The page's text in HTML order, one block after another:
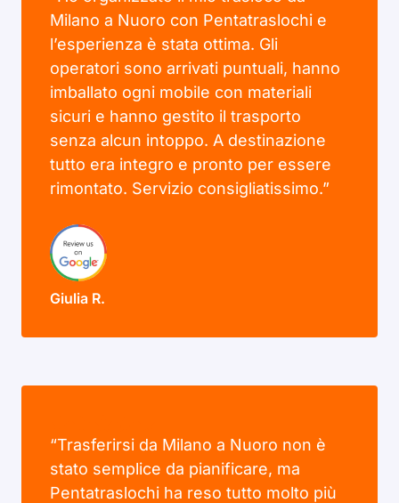
Milano a Nuoro con Pentatraslochi e
l’esperienza è stata ottima. Gli
operatori sono arrivati puntuali, hanno
imballato ogni mobile con materiali
sicuri e hanno gestito il trasporto
senza alcun intoppo. A destinazione
tutto era integro e pronto per essere
rimontato. Servizio consigliatissimo.”
Giulia R.
“Trasferirsi da Milano a Nuoro non è
stato semplice da pianificare, ma
Pentatraslochi ha reso tutto molto più